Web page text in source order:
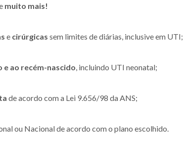
muito mais!
e cirúrgicas sem limites de diárias, inclusive em UTI;
e ao recém-nascido, incluindo UTI neonatal;
de acordo com a Lei 9.656/98 da ANS;
ou Nacional de acordo com o plano escolhido.